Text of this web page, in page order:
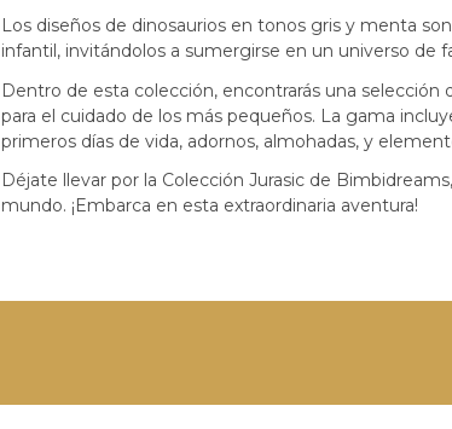
Los diseños de dinosaurios en tonos gris y menta
infantil, invitándolos a sumergirse en un universo de
Dentro de esta colección, encontrarás una
para el cuidado de los más pequeños. La gama
primeros días de vida, adornos, almohadas, y
Déjate llevar por la Colección Jurasic de
mundo. ¡Embarca en esta extraordinaria aventura!